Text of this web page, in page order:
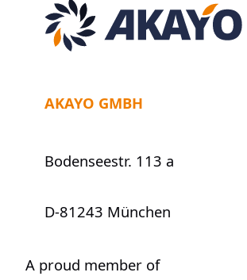
kultureller
Spiegel
AKAYO GMBH
Bodenseestr. 113 a
D-81243 München
A proud member of